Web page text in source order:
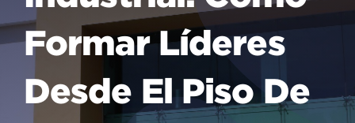
Formar Líderes
Desde El Piso De